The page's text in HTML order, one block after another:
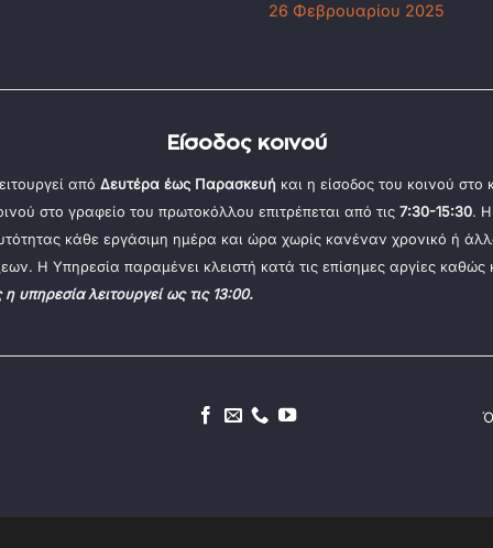
26 Φεβρουαρίου 2025
Είσοδος κοινού
από Δευτέρα έως Παρασκευή και η είσοδος του κοινού στο
στο γραφείο του πρωτοκόλλου επιτρέπεται από τις 7:30-15:30. Η
κάθε εργάσιμη ημέρα και ώρα χωρίς κανέναν χρονικό ή
Η Υπηρεσία παραμένει κλειστή κατά τις επίσημες αργίες καθώς
η υπηρεσία λειτουργεί ως τις 13:00.